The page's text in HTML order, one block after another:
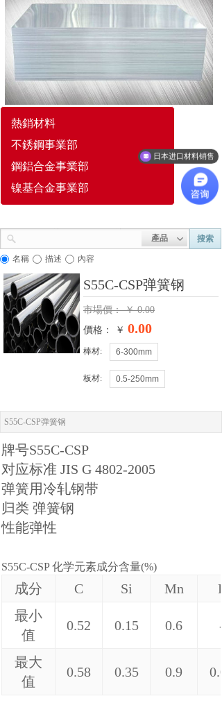
熱銷材料
不銹鋼事業部
鋼鋁合金事業部
镍基合金事業部
產品 搜索
名稱 描述 內容
S55C-CSP弹簧钢
市場價： ￥0.00
價格： ￥ 0.00
棒材: 6-300mm
板材: 0.5-250mm
S55C-CSP弹簧钢
牌号S55C-CSP
对应标准 JIS G 4802-2005
弹簧用冷轧钢带
归类 弹簧钢
性能弹性
S55C-CSP 化学元素成分含量(%)
成分 C Si Mn
P
最小
值
0.52 0.15 0.6 -
最大
值
0.58 0.35 0.9
日本进口材料销售